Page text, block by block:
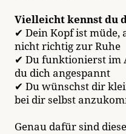
Vielleicht kennst du
✔ Dein Kopf ist
nicht richtig zur Ruhe
✔ Du funktionierst im
du dich angespannt
✔ Du wünschst dir
bei dir selbst
Genau dafür sind